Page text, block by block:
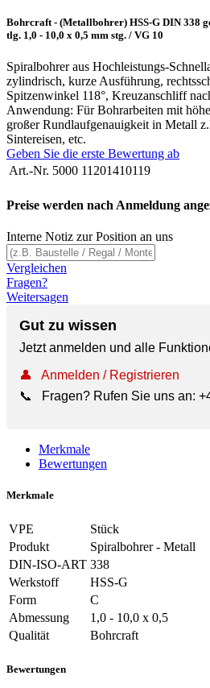
Bohrcraft - (Metallbohrer) HSS-G DIN 338
tlg. 1,0 - 10,0 x 0,5 mm stg. / VG 10
Spiralbohrer aus Hochleistungs-
zylindrisch, kurze Ausführung,
Spitzenwinkel 118°, Kreuzanschliff
Anwendung: Für Bohrarbeiten mit
großer Rundlaufgenauigkeit in Metall
Sintereisen, etc.
Geben Sie die erste Bewertung ab
Art.-Nr. 5000 11201410119
Preise werden nach Anmeldung
Interne Notiz zur Position an uns
Vergleichen
Fragen?
Weitersagen
Gut zu wissen
Jetzt anmelden und alle
👤
Anmelden / Registrieren
📞
Fragen? Rufen Sie uns an:
Merkmale
Bewertungen
Merkmale
VPE
Stück
Produkt
Spiralbohrer - Metall
DIN-ISO-ART 338
Werkstoff
HSS-G
Form
C
Abmessung
1,0 - 10,0 x 0,5
Qualität
Bohrcraft
Bewertungen